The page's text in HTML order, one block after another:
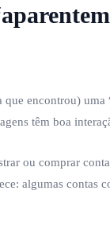
que encontrou)
têm boa
ou comprar
algumas contas